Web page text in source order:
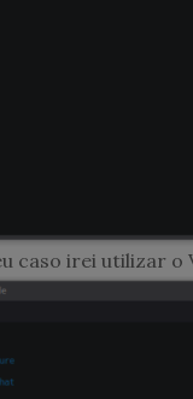
caso irei utilizar o